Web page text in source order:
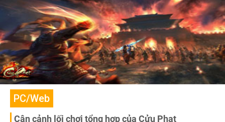
PC/Web
Cận cảnh lối chơi tổng hợp của Cửu Phạt